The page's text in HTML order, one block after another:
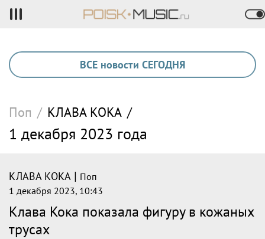
ВСЕ новости СЕГОДНЯ
Поп / КЛАВА КОКА /
1 декабря 2023 года
КЛАВА КОКА | Поп
1 декабря 2023, 10:43
Клава Кока показала фигуру в кожаных
трусах